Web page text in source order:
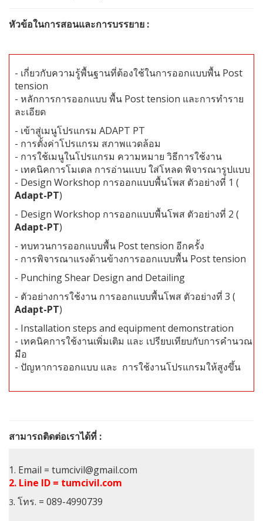
หัวข้อในการสอนและการบรรยาย :
- เกี่ยวกับความรู้พื้นฐานที่ต้องใช้ในการออกแบบพื้น Post
tension
- หลักการการออกแบบ พื้น Post tension และการทำราย
ละเอียด
- เข้าสู่เมนูโปรแกรม ADAPT PT
- การตั้งค่าโปรแกรม สภาพแวดล้อม
- การใช้เมนูในโปรแกรม ความหมาย วิธีการใช้งาน
- เทคนิคการโมเดล การอ่านแบบ ใส่โหลด พิจารณารูปแบบ
- Design Workshop การออกแบบพื้นโพส ตัวอย่างที่ 1 (
Adapt-PT)
- Design Workshop การออกแบบพื้นโพส ตัวอย่างที่ 2 (
Adapt-PT)
- ทบทวนการออกแบบพื้น Post tension อีกครั้ง
- การพิจารณาแรงด้านข้างการออกแบบพื้น Post tension
- Punching Shear Design and Detailing
- ตัวอย่างการใช้งาน การออกแบบพื้นโพส ตัวอย่างที่ 3 (
Adapt-PT)
- Installation steps and equipment demonstration
- เทคนิคการใช้งานเพิ่มเติม และ เปรียบเทียบกับการคำนวณ
มือ
- ปัญหาการออกแบบ และ การใช้งานโปรแกรมให้สูงขึ้น
สามารถติดต่อเราได้ที่ :
1. Email = tumcivil@gmail.com
2. Line ID = tumcivil.com
3. โทร. = 089-4990739